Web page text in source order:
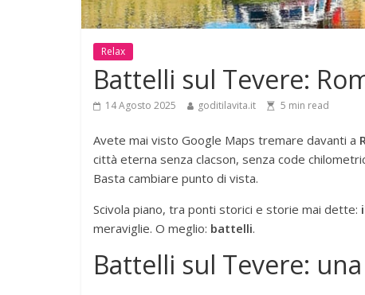
Relax
Battelli sul Tevere:
14 Agosto 2025 goditilavita.it 5 min read
Avete mai visto Google Maps tremare davanti a
città eterna senza clacson, senza code
Basta cambiare punto di vista.
Scivola piano, tra ponti storici e storie mai dette:
meraviglie. O meglio: battelli.
Battelli sul Tevere: